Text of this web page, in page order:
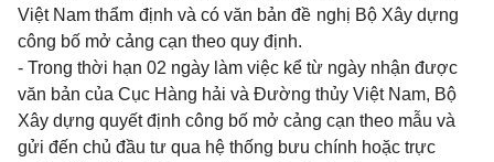
Việt Nam thẩm định và có văn bản đề nghị Bộ Xây dựng
công bố mở cảng cạn theo quy định.
- Trong thời hạn 02 ngày làm việc kể từ ngày nhận được
văn bản của Cục Hàng hải và Đường thủy Việt Nam, Bộ
Xây dựng quyết định công bố mở cảng cạn theo mẫu và
gửi đến chủ đầu tư qua hệ thống bưu chính hoặc trực